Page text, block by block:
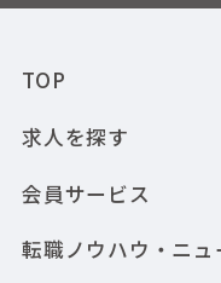
TOP
求人を探す
会員サービス
転職ノウハウ・ニュ